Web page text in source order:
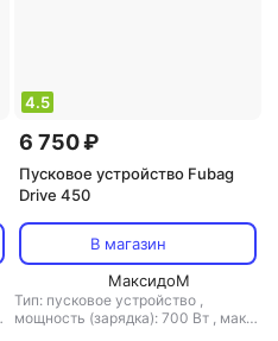
4.5
6 750 ₽
Пусковое устройство Fubag
Drive 450
В магазин
МаксидоМ
Тип: пусковое устройство ,
мощность (зарядка): 700 Вт , макс.